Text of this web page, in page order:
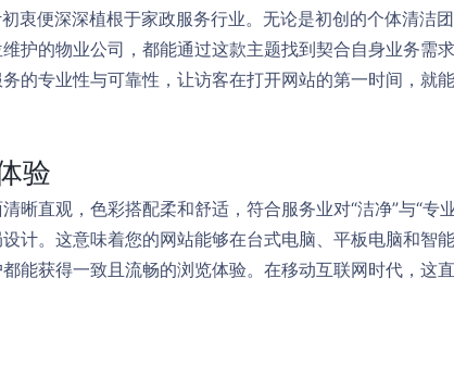
衷便深深植根于家政服务行业。无论是初创的个体清洁
护的物业公司，都能通过这款主题找到契合自身业务需
的专业性与可靠性，让访客在打开网站的第一时间，就
验
晰直观，色彩搭配柔和舒适，符合服务业对“洁净”与“专
计。这意味着您的网站能够在台式电脑、平板电脑和智
能获得一致且流畅的浏览体验。在移动互联网时代，这